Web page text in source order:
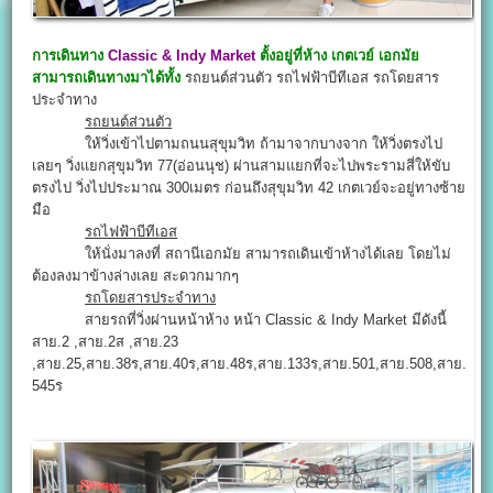
การเดินทาง Classic & Indy Market ตั้งอยู่ที่ห้าง เกตเวย์ เอกมัย
สามารถเดินทางมาได้ทั้ง รถยนต์ส่วนตัว รถไฟฟ้าบีทีเอส รถโดยสาร
ประจำทาง
รถยนต์ส่วนตัว
ให้วิ่งเข้าไปตามถนนสุขุมวิท ถ้ามาจากบางจาก ให้วิ่งตรงไป
เลยๆ วิ่งแยกสุขุมวิท 77(อ่อนนุช) ผ่านสามแยกที่จะไปพระรามสี่ให้ขับ
ตรงไป วิ่งไปประมาณ 300เมตร ก่อนถึงสุขุมวิท 42 เกตเวย์จะอยู่ทางซ้าย
มือ
รถไฟฟ้าบีทีเอส
ให้นั่งมาลงที่ สถานีเอกมัย สามารถเดินเข้าห้างได้เลย โดยไม่
ต้องลงมาข้างล่างเลย สะดวกมากๆ
รถโดยสารประจำทาง
สายรถที่วิ่งผ่านหน้าห้าง หน้า Classic & Indy Market มีดังนี้
สาย.2 ,สาย.2ส ,สาย.23
,สาย.25,สาย.38ร,สาย.40ร,สาย.48ร,สาย.133ร,สาย.501,สาย.508,สาย.
545ร